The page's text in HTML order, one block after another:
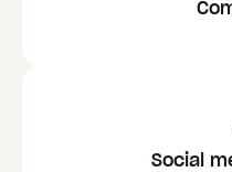
Social